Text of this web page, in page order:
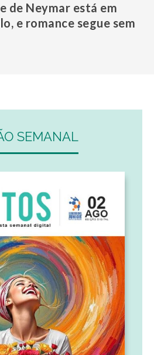
de Neymar está em
e romance segue sem
SEMANAL